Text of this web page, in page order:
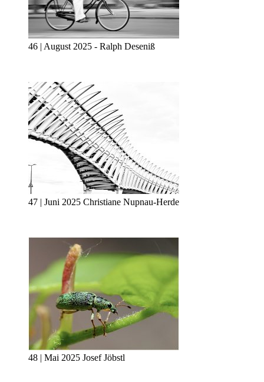
46 | August 2025 - Ralph Deseniß
47 | Juni 2025 Christiane Nupnau-Herde
48 | Mai 2025 Josef Jöbstl